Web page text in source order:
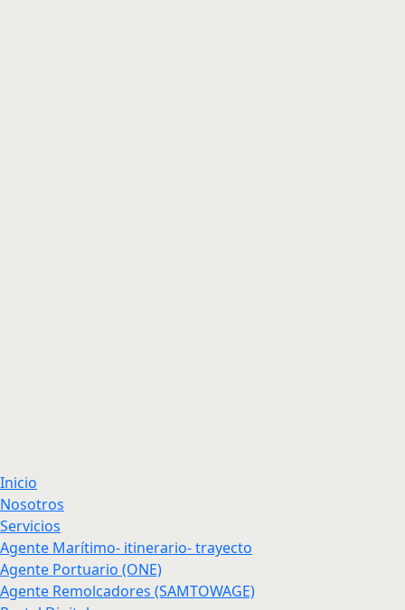
Inicio
Nosotros
Servicios
Agente Marítimo- itinerario- trayecto
Agente Portuario (ONE)
Agente Remolcadores (SAMTOWAGE)